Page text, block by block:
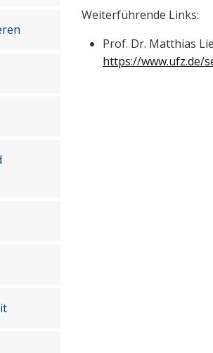
Weiterführende Links:
Prof. Dr. Matthias
https://www.ufz.de/